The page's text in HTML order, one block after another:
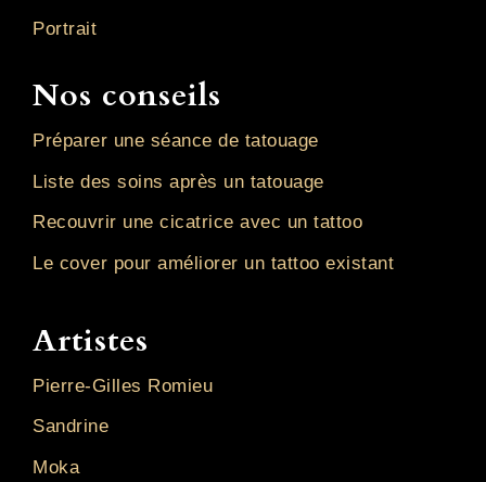
Portrait
Nos conseils
Préparer une séance de tatouage
Liste des soins après un tatouage
Recouvrir une cicatrice avec un tattoo
Le cover pour améliorer un tattoo existant
Artistes
Pierre-Gilles Romieu
Sandrine
Moka